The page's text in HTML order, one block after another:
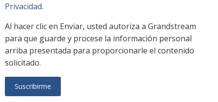
Privacidad.
Al hacer clic en Enviar, usted autoriza a Grandstream
para que guarde y procese la información personal
arriba presentada para proporcionarle el contenido
solicitado.